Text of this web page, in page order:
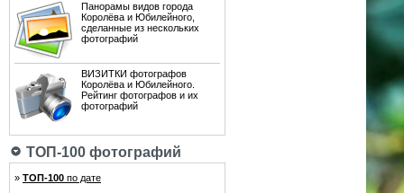
Панорамы видов города
Королёва и Юбилейного,
сделанные из нескольких
фотографий
ВИЗИТКИ фотографов
Королёва и Юбилейного.
Рейтинг фотографов и их
фотографий
ТОП-100 фотографий
» ТОП-100 по дате